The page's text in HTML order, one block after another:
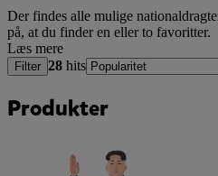
Der findes alle mulige
på, at du finder en eller to favoritter.
Læs mere
Filter 28 hits
Produkter